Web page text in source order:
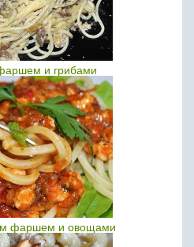
и грибами
фаршем и овощами